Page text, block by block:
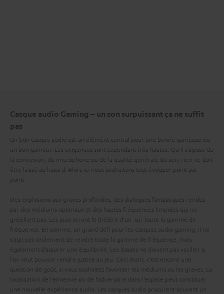
Casque audio Gaming – un son surpuissant ça ne suffit
pas
Un bon casque audio est un élément central pour une bonne gameuse ou
un bon gameur. Les exigences sont cependant très hautes. Qu’il s’agisse de
la connexion, du microphone ou de la qualité générale du son, rien ne doit
être laissé au hasard. Alors ici nous souhaitons tout évoquer point par
point.
Des explosions aux graves profondes, des dialogues fantastiques rendus
par des médiums optimaux et des hautes fréquences limpides qui ne
grésillent pas. Les jeux seront le théâtre d’un sur toute la gamme de
fréquence. En somme, un grand défi pour les casques audio gaming. Il ne
s’agit pas seulement de rendre toute la gamme de fréquence, mais
également d’assurer une équilibrée. Les basses ne doivent pas vaciller si
l’on veut pouvoir rendre justice au jeu. Ceci étant, c’est encore une
question de goût, si vous souhaitez favoriser les médiums ou les graves.
La
localisation de l’ennemie ou de l’adversaire dans l’espace peut constituer
une nouvelle expérience audio. Les casques audio procurent souvent un